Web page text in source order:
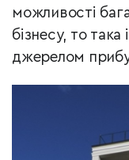
можливості
бізнесу, то така
джерелом